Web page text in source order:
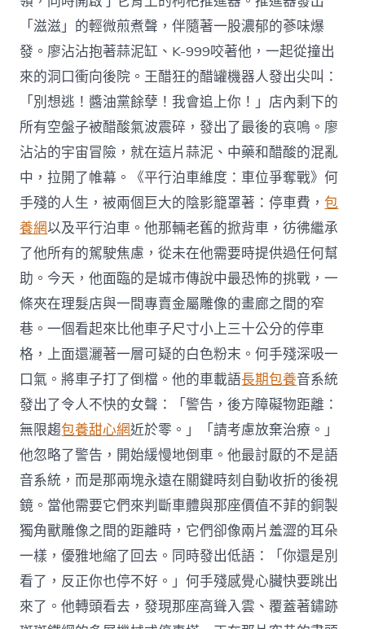
「滋滋」的輕微煎煮聲，伴隨著一股濃郁的蔘味爆
發。廖沾沾抱著蒜泥缸、K-999咬著他，一起從撞出
來的洞口衝向後院。王醋狂的醋罐機器人發出尖叫：
「別想逃！醬油黨餘孽！我會追上你！」店內剩下的
所有空盤子被醋酸氣波震碎，發出了最後的哀鳴。廖
沾沾的宇宙冒險，就在這片蒜泥、中藥和醋酸的混亂
中，拉開了帷幕。《平行泊車維度：車位爭奪戰》何
手殘的人生，被兩個巨大的陰影籠罩著：停車費，包
養網以及平行泊車。他那輛老舊的掀背車，彷彿繼承
了他所有的駕駛焦慮，從未在他需要時提供過任何幫
助。今天，他面臨的是城市傳說中最恐怖的挑戰，一
條夾在理髮店與一間專賣金屬雕像的畫廊之間的窄
巷。一個看起來比他車子尺寸小上三十公分的停車
格，上面還灑著一層可疑的白色粉末。何手殘深吸一
口氣。將車子打了倒檔。他的車載語長期包養音系統
發出了令人不快的女聲：「警告，後方障礙物距離：
無限趨包養甜心網近於零。」「請考慮放棄治療。」
他忽略了警告，開始緩慢地倒車。他最討厭的不是語
音系統，而是那兩塊永遠在關鍵時刻自動收折的後視
鏡。當他需要它們來判斷車體與那座價值不菲的銅製
獨角獸雕像之間的距離時，它們卻像兩片羞澀的耳朵
一樣，優雅地縮了回去。同時發出低語：「你還是別
看了，反正你也停不好。」何手殘感覺心臟快要跳出
來了。他轉頭看去，發現那座高聳入雲、覆蓋著鏽跡